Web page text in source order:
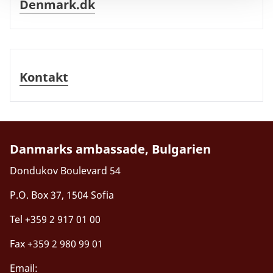
Denmark.dk
Kontakt
Danmarks ambassade, Bulgarien
Dondukov Boulevard 54
P.O. Box 37, 1504 Sofia
Tel +359 2 917 01 00
Fax +359 2 980 99 01
Email: